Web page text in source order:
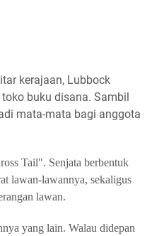
kerajaan, Lubbock
buku disana. Sambil
mata-mata bagi anggota
Tail". Senjata berbentuk
lawan-lawannya, sekaligus
lawan.
yang lain. Walau didepan